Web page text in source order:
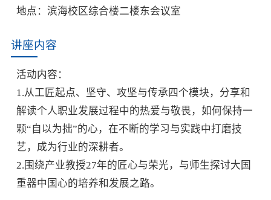
地点：滨海校区综合楼二楼东会议室
讲座内容
活动内容：
1.从工匠起点、坚守、攻坚与传承四个模块，分享和
解读个人职业发展过程中的热爱与敬畏，如何保持一
颗“自以为拙”的心，在不断的学习与实践中打磨技
艺，成为行业的深耕者。
2.围绕产业教授27年的匠心与荣光，与师生探讨大国
重器中国心的培养和发展之路。